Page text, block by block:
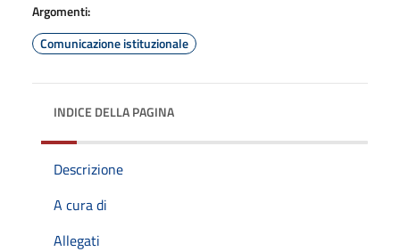
Argomenti:
Comunicazione istituzionale
INDICE DELLA PAGINA
Descrizione
A cura di
Allegati